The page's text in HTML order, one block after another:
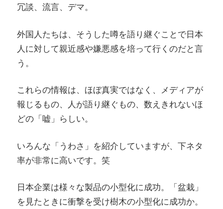
冗談、流言、デマ。
外国人たちは、そうした噂を語り継ぐことで日本
人に対して親近感や嫌悪感を培って行くのだと言
う。
これらの情報は、ほぼ真実ではなく、メディアが
報じるもの、人が語り継ぐもの、数えきれないほ
どの「嘘」らしい。
いろんな「うわさ」を紹介していますが、下ネタ
率が非常に高いです。笑
日本企業は様々な製品の小型化に成功。「盆栽」
を見たときに衝撃を受け樹木の小型化に成功か。